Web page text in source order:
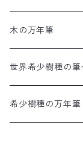
木の万年筆
世界希少樹種の筆
希少樹種の万年筆